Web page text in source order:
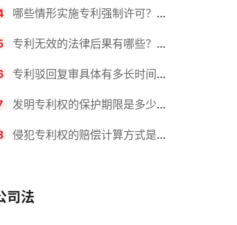
要义务？专利实施许可合同与专利
可合同有什么区别？
哪些情形实施专利强制许可？专
强制许可的前提条件是什么？
专利无效的法律后果有哪些？专
的无效情形有哪些？
专利驳回复审具体有多长时间？
些情况下专利申请可能被驳回？
发明专利权的保护期限是多少
？非专利发明人是否有专利申请
侵犯专利权的赔偿计算方式是什
？
司法